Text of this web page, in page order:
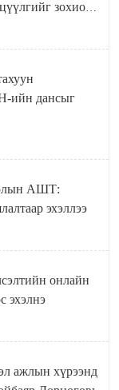
зохион
ийн дансыг
АШТ:
эхэллээ
онлайн
эхэлнэ
ажлын хүрээнд